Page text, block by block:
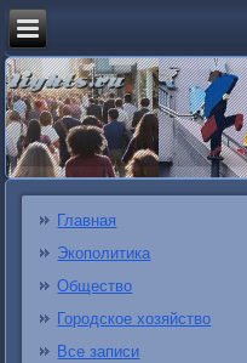
Главная
Экополитика
Общество
Городское хозяйство
Все записи